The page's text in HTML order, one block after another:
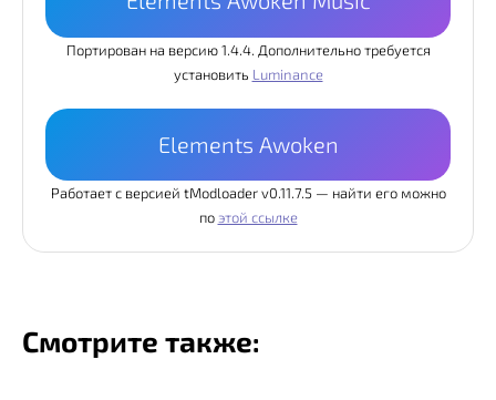
Портирован на версию 1.4.4. Дополнительно требуется
установить Luminance
Elements Awoken
Работает с версией tModloader v0.11.7.5 — найти его можно
по этой ссылке
Смотрите также: